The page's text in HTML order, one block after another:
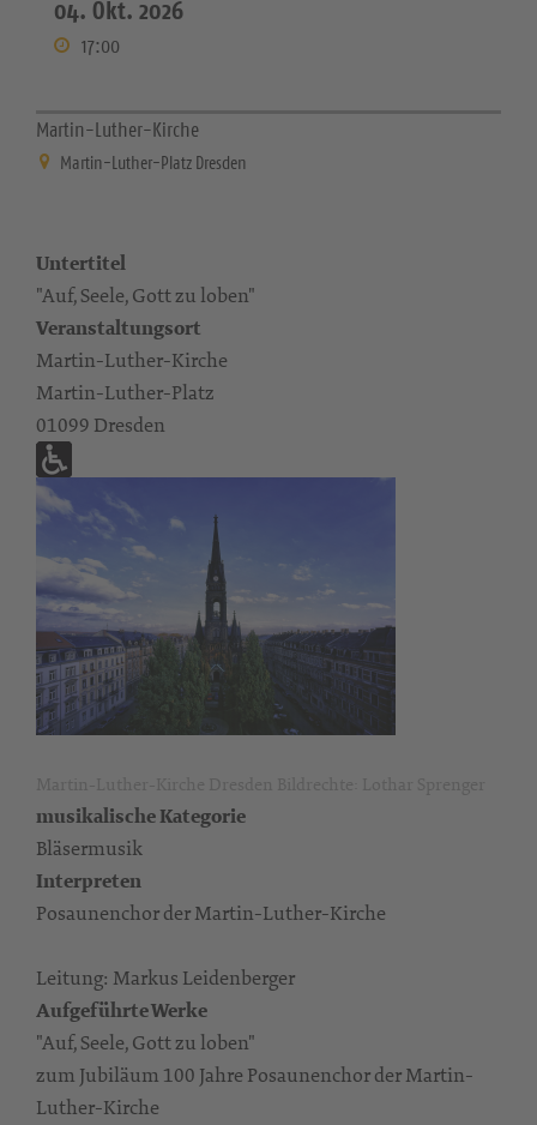
04. Okt. 2026
17:00
Martin-Luther-Kirche
Martin-Luther-Platz Dresden
Untertitel
"Auf, Seele, Gott zu loben"
Veranstaltungsort
Martin-Luther-Kirche
Martin-Luther-Platz
01099 Dresden
musikalische Kategorie
Bläsermusik
Interpreten
Posaunenchor der Martin-Luther-Kirche
Leitung: Markus Leidenberger
Aufgeführte Werke
"Auf, Seele, Gott zu loben"
zum Jubiläum 100 Jahre Posaunenchor der Martin-
Luther-Kirche